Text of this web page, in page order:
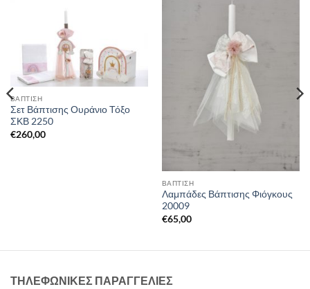
ΒΑΠΤΙΣΗ
Σετ Βάπτισης Ουράνιο Τόξο
ΣΚΒ 2250
€260,00
ΒΑΠΤΙΣΗ
Λαμπάδες Βάπτισης Φιόγκους
20009
€65,00
ΤΗΛΕΦΩΝΙΚΕΣ ΠΑΡΑΓΓΕΛΙΕΣ